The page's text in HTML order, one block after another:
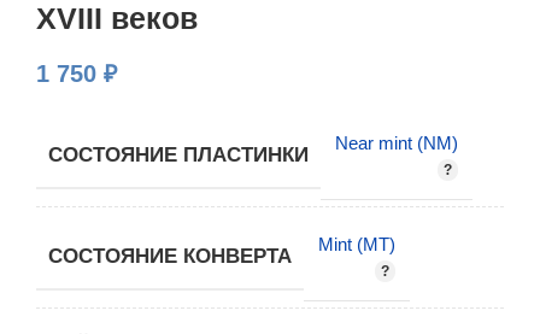
XVIII веков
1 750 ₽
СОСТОЯНИЕ ПЛАСТИНКИ
Near mint (NM)
СОСТОЯНИЕ КОНВЕРТА
Mint (MT)